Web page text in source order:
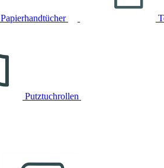
Papierhandtücher
Putztuchrollen